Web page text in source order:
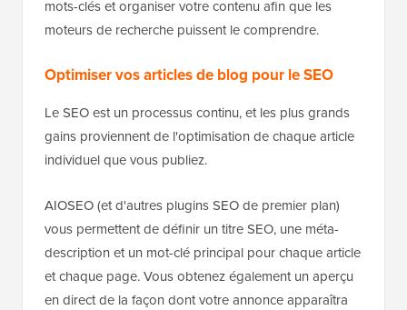
mots-clés et organiser votre contenu afin que les
moteurs de recherche puissent le comprendre.
Optimiser vos articles de blog pour le SEO
Le SEO est un processus continu, et les plus grands
gains proviennent de l'optimisation de chaque article
individuel que vous publiez.
AIOSEO (et d'autres plugins SEO de premier plan)
vous permettent de définir un titre SEO, une méta-
description et un mot-clé principal pour chaque article
et chaque page. Vous obtenez également un aperçu
en direct de la façon dont votre annonce apparaîtra